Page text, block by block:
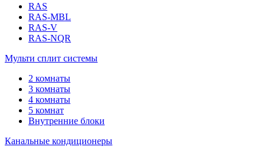
RAS
RAS-MBL
RAS-V
RAS-NQR
Мульти сплит системы
2 комнаты
3 комнаты
4 комнаты
5 комнат
Внутренние блоки
Канальные кондиционеры